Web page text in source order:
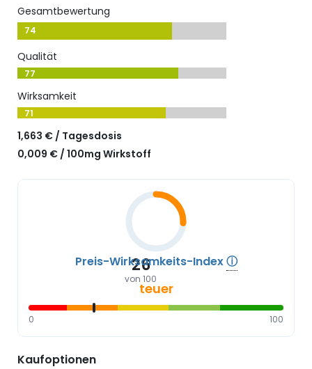
Gesamtbewertung
74
Qualität
77
Wirksamkeit
71
1,663 € / Tagesdosis
0,009 € / 100mg Wirkstoff
26
von 100
Preis-Wirksamkeits-Indexⓘ
teuer
0 100
Kaufoptionen